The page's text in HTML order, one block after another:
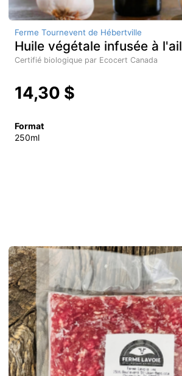
Ferme Tournevent de Hébertville
Huile végétale infusée à l'ail
Certifié biologique par Ecocert Canada
14,30 $
Format
250ml